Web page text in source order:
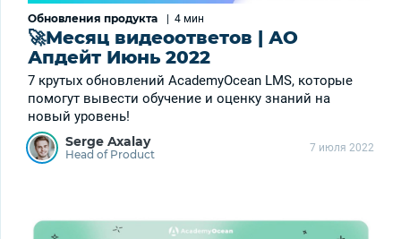
Обновления продукта | 4 мин
🚀Месяц видеоответов | АО
Апдейт Июнь 2022
7 крутых обновлений АcademyOcean LMS, которые
помогут вывести обучение и оценку знаний на
новый уровень!
Serge Axalay
Head of Product 7 июля 2022